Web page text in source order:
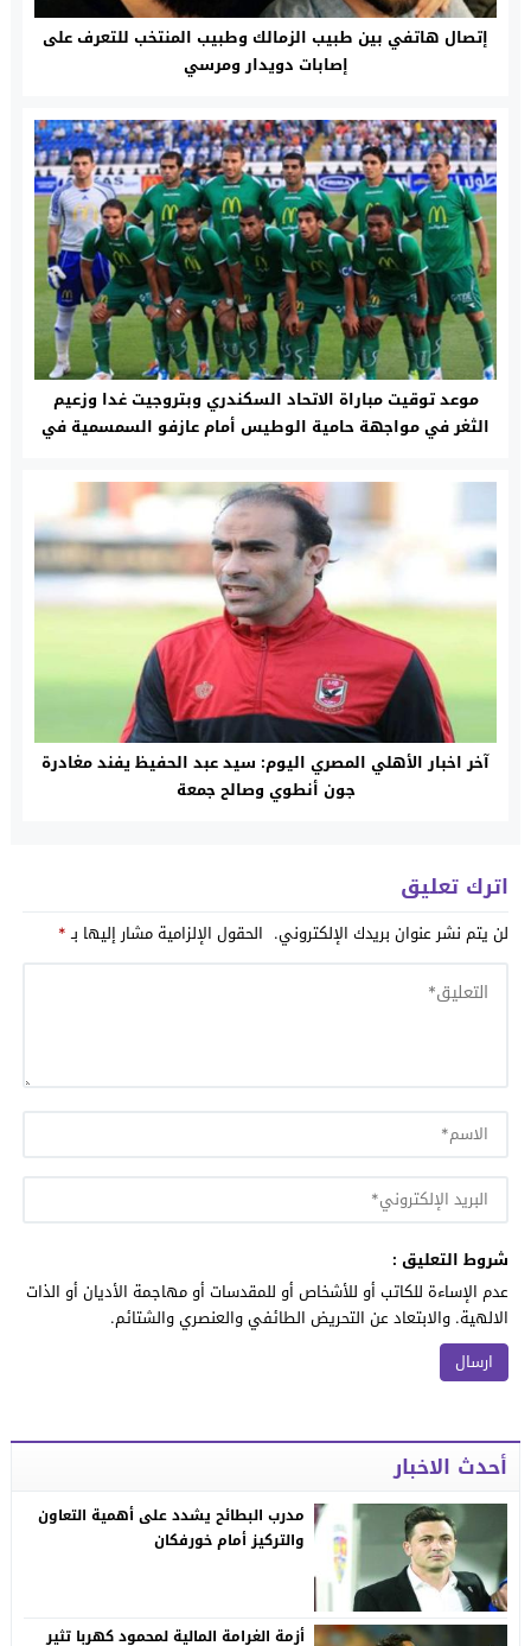
إتصال هاتفي بين طبيب الزمالك وطبيب المنتخب للتعرف على
إصابات دويدار ومرسي
موعد توقيت مباراة الاتحاد السكندري وبتروجيت غدا وزعيم
الثغر في مواجهة حامية الوطيس أمام عازفو السمسمية في
آخر اخبار الأهلي المصري اليوم: سيد عبد الحفيظ يفند مغادرة
جون أنطوي وصالح جمعة
اترك تعليق
لن يتم نشر عنوان بريدك الإلكتروني. الحقول الإلزامية مشار إليها بـ*
شروط التعليق :
عدم الإساءة للكاتب أو للأشخاص أو للمقدسات أو مهاجمة الأديان أو الذات
الالهية. والابتعاد عن التحريض الطائفي والعنصري والشتائم.
أحدث الاخبار
مدرب البطائح يشدد على أهمية التعاون
والتركيز أمام خورفكان
أزمة الغرامة المالية لمحمود كهربا تثير